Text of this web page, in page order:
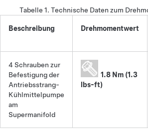
Tabelle 1. Technische Daten zum
Beschreibung Drehmomentwert
4 Schrauben zur
Befestigung der
Antriebsstrang-
Kühlmittelpumpe
am
Supermanifold
1.8 Nm (1.3
lbs-ft)